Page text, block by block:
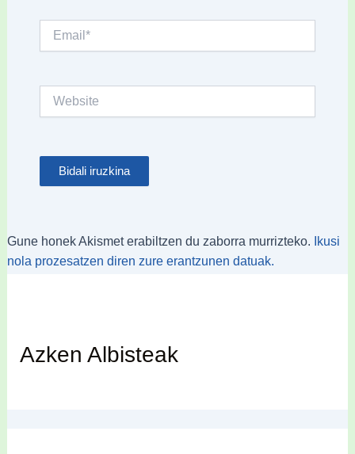
Gune honek Akismet erabiltzen du zaborra murrizteko.
Ikusi
nola prozesatzen diren zure erantzunen datuak.
Azken Albisteak